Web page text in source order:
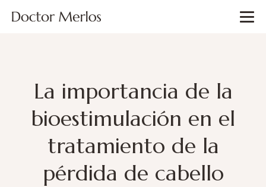
La importancia de la
bioestimulación en el
tratamiento de la
pérdida de cabello